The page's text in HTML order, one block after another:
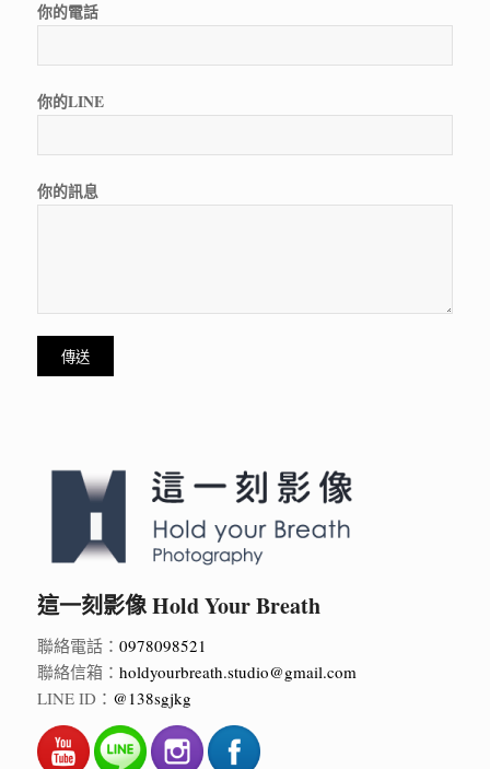
這一刻影像 Hold Your Breath
聯絡電話： 0978098521
聯絡信箱： holdyourbreath.studio@gmail.com
LINE ID： @138sgjkg
你的電話
你的LINE
你的訊息